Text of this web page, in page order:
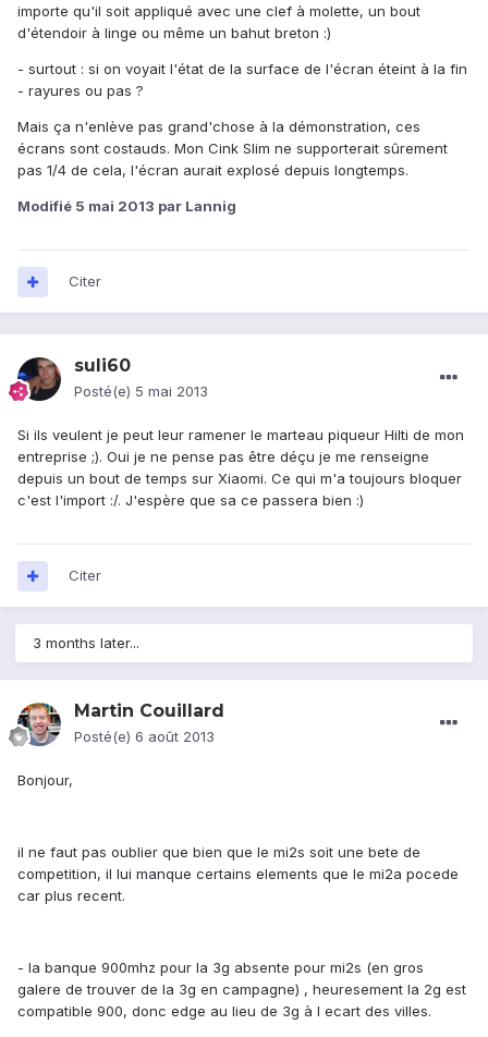
importe qu'il soit appliqué avec une clef à molette, un bout
d'étendoir à linge ou même un bahut breton :)
- surtout : si on voyait l'état de la surface de l'écran éteint à la fin
- rayures ou pas ?
Mais ça n'enlève pas grand'chose à la démonstration, ces
écrans sont costauds. Mon Cink Slim ne supporterait sûrement
pas 1/4 de cela, l'écran aurait explosé depuis longtemps.
Modifié 5 mai 2013 par Lannig
Citer
suli60
Posté(e) 5 mai 2013
Si ils veulent je peut leur ramener le marteau piqueur Hilti de mon
entreprise ;). Oui je ne pense pas être déçu je me renseigne
depuis un bout de temps sur Xiaomi. Ce qui m'a toujours bloquer
c'est l'import :/. J'espère que sa ce passera bien :)
Citer
3 months later...
Martin Couillard
Posté(e) 6 août 2013
Bonjour,
il ne faut pas oublier que bien que le mi2s soit une bete de
competition, il lui manque certains elements que le mi2a pocede
car plus recent.
- la banque 900mhz pour la 3g absente pour mi2s (en gros
galere de trouver de la 3g en campagne) , heuresement la 2g est
compatible 900, donc edge au lieu de 3g à l ecart des villes.